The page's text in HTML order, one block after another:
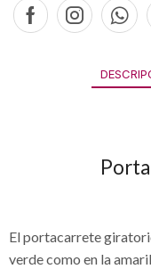
El portacarrete
verde como en la